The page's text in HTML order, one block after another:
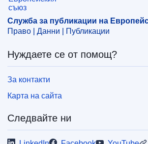
Служба за публикации на
Право | Данни | Публикации
Нуждаете се от помощ?
За контакти
Карта на сайта
Следвайте ни